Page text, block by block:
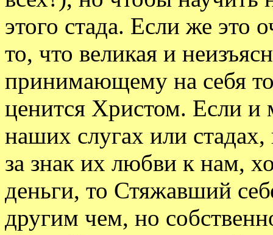
этого стада. Если же это
то, что великая и
принимающему на себя
ценится Христом. Если
наших слугах или
за знак их любви к нам,
деньги, то Стяжавший
другим чем, но